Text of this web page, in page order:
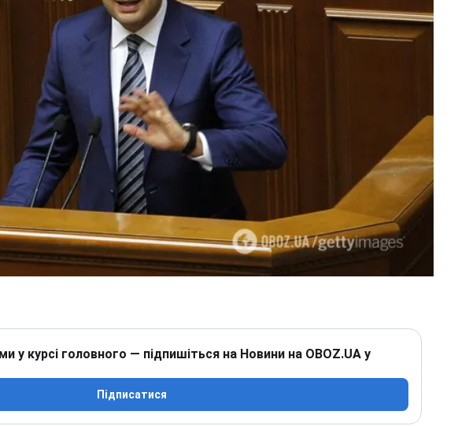
у курсі головного — підпишіться на Новини на OBOZ.UA у
Підписатися